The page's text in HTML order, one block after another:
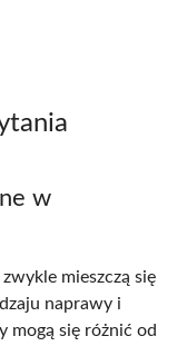
w
mieszczą się
naprawy i
mogą się różnić od